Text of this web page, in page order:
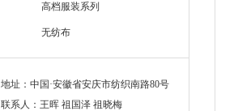
高档服装系列
无纺布
地址：中国·安徽省安庆市纺织南路80号
联系人：王晖 祖国泽 祖晓梅